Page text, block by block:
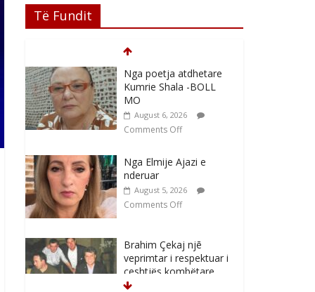
Të Fundit
Nga poetja atdhetare
Kumrie Shala -BOLL
MO
August 6, 2026
Comments Off
Nga Elmije Ajazi e
nderuar
August 5, 2026
Comments Off
Brahim Çekaj njē
veprimtar i respektuar i
çeshtjës kombëtare